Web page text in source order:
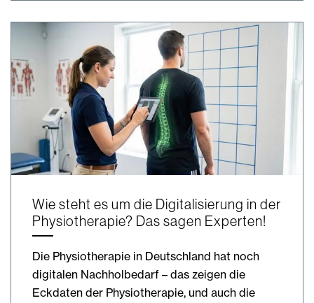
Wie steht es um die Digitalisierung in der
Physiotherapie? Das sagen Experten!
Die Physiotherapie in Deutschland hat noch
digitalen Nachholbedarf – das zeigen die
Eckdaten der Physiotherapie, und auch die